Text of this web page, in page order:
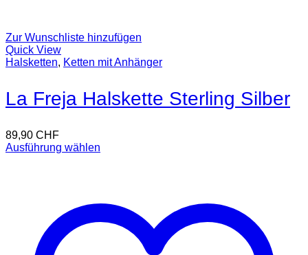
Zur Wunschliste hinzufügen
Quick View
Halsketten, Ketten mit Anhänger
La Freja Halskette Sterling Silber
89,90 CHF
Ausführung wählen